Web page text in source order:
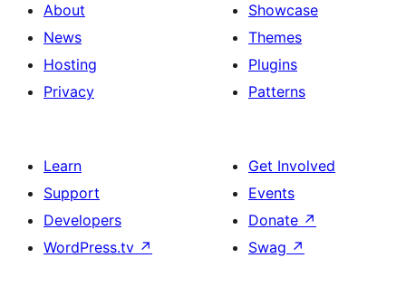
About
News
Hosting
Privacy
Showcase
Themes
Plugins
Patterns
Learn
Support
Developers
WordPress.tv ↗
Get Involved
Events
Donate ↗
Swag ↗